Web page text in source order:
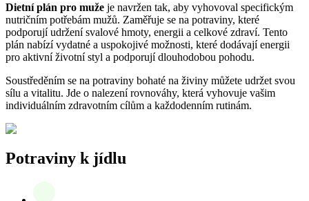
Dietní plán pro muže je navržen tak, aby vyhovoval specifickým
nutričním potřebám mužů. Zaměřuje se na potraviny, které
podporují udržení svalové hmoty, energii a celkové zdraví. Tento
plán nabízí vydatné a uspokojivé možnosti, které dodávají energii
pro aktivní životní styl a podporují dlouhodobou pohodu.
Soustředěním se na potraviny bohaté na živiny můžete udržet svou
sílu a vitalitu. Jde o nalezení rovnováhy, která vyhovuje vašim
individuálním zdravotním cílům a každodenním rutinám.
Potraviny k jídlu